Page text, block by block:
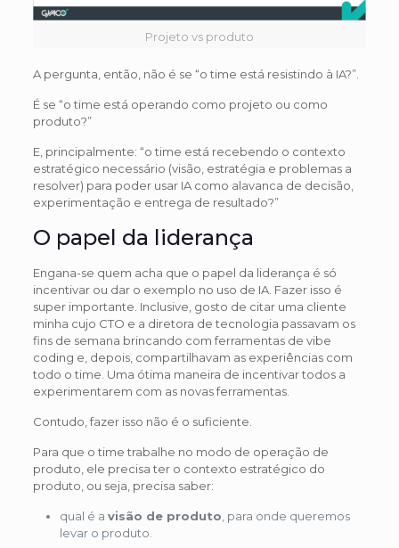
Projeto vs produto
A pergunta, então, não é se “o time está resistindo à IA?”.
É se “o time está operando como projeto ou como
produto?”
E, principalmente: “o time está recebendo o contexto
estratégico necessário (visão, estratégia e problemas a
resolver) para poder usar IA como alavanca de decisão,
experimentação e entrega de resultado?”
O papel da liderança
Engana-se quem acha que o papel da liderança é só
incentivar ou dar o exemplo no uso de IA. Fazer isso é
super importante. Inclusive, gosto de citar uma cliente
minha cujo CTO e a diretora de tecnologia passavam os
fins de semana brincando com ferramentas de vibe
coding e, depois, compartilhavam as experiências com
todo o time. Uma ótima maneira de incentivar todos a
experimentarem com as novas ferramentas.
Contudo, fazer isso não é o suficiente.
Para que o time trabalhe no modo de operação de
produto, ele precisa ter o contexto estratégico do
produto, ou seja, precisa saber:
qual é a visão de produto , para onde queremos
levar o produto.